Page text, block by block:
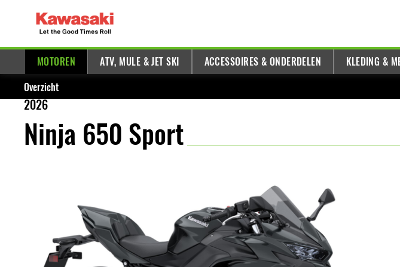
MOTOREN ATV, MULE & JET SKI ACCESSOIRES & ONDERDELEN KLEDING &
Overzicht
2026
Ninja 650 Sport